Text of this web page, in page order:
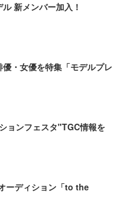
新メンバー加入！
・女優を特集「モデルプレ
ョンフェスタ"TGC情報を
ーディション「to the